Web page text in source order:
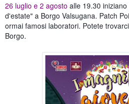
26 luglio e 2 agosto alle 19.30
d'estate" a Borgo Valsugana. Patch
ormai famosi laboratori. Potete
Borgo.